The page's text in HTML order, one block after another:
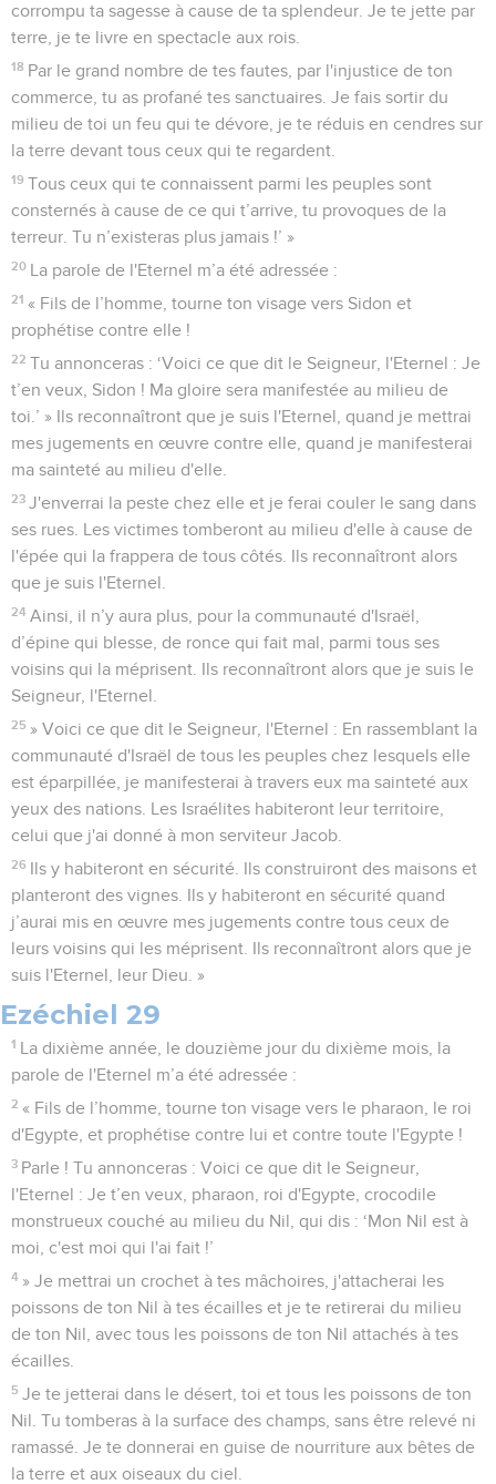
corrompu ta sagesse à cause de ta splendeur. Je te jette par
terre, je te livre en spectacle aux rois.
18 Par le grand nombre de tes fautes, par l'injustice de ton
commerce, tu as profané tes sanctuaires. Je fais sortir du
milieu de toi un feu qui te dévore, je te réduis en cendres sur
la terre devant tous ceux qui te regardent.
19 Tous ceux qui te connaissent parmi les peuples sont
consternés à cause de ce qui t’arrive, tu provoques de la
terreur. Tu n’existeras plus jamais !’ »
20 La parole de l'Eternel m’a été adressée :
21 « Fils de l’homme, tourne ton visage vers Sidon et
prophétise contre elle !
22 Tu annonceras : ‘Voici ce que dit le Seigneur, l'Eternel : Je
t’en veux, Sidon ! Ma gloire sera manifestée au milieu de
toi.’ » Ils reconnaîtront que je suis l'Eternel, quand je mettrai
mes jugements en œuvre contre elle, quand je manifesterai
ma sainteté au milieu d'elle.
23 J'enverrai la peste chez elle et je ferai couler le sang dans
ses rues. Les victimes tomberont au milieu d'elle à cause de
l'épée qui la frappera de tous côtés. Ils reconnaîtront alors
que je suis l'Eternel.
24 Ainsi, il n’y aura plus, pour la communauté d'Israël,
d’épine qui blesse, de ronce qui fait mal, parmi tous ses
voisins qui la méprisent. Ils reconnaîtront alors que je suis le
Seigneur, l'Eternel.
25 » Voici ce que dit le Seigneur, l'Eternel : En rassemblant la
communauté d'Israël de tous les peuples chez lesquels elle
est éparpillée, je manifesterai à travers eux ma sainteté aux
yeux des nations. Les Israélites habiteront leur territoire,
celui que j'ai donné à mon serviteur Jacob.
26 Ils y habiteront en sécurité. Ils construiront des maisons et
planteront des vignes. Ils y habiteront en sécurité quand
j’aurai mis en œuvre mes jugements contre tous ceux de
leurs voisins qui les méprisent. Ils reconnaîtront alors que je
suis l'Eternel, leur Dieu. »
Ezéchiel 29
1 La dixième année, le douzième jour du dixième mois, la
parole de l'Eternel m’a été adressée :
2 « Fils de l’homme, tourne ton visage vers le pharaon, le roi
d'Egypte, et prophétise contre lui et contre toute l'Egypte !
3 Parle ! Tu annonceras : Voici ce que dit le Seigneur,
l'Eternel : Je t’en veux, pharaon, roi d'Egypte, crocodile
monstrueux couché au milieu du Nil, qui dis : ‘Mon Nil est à
moi, c'est moi qui l'ai fait !’
4 » Je mettrai un crochet à tes mâchoires, j'attacherai les
poissons de ton Nil à tes écailles et je te retirerai du milieu
de ton Nil, avec tous les poissons de ton Nil attachés à tes
écailles.
5 Je te jetterai dans le désert, toi et tous les poissons de ton
Nil. Tu tomberas à la surface des champs, sans être relevé ni
ramassé. Je te donnerai en guise de nourriture aux bêtes de
la terre et aux oiseaux du ciel.